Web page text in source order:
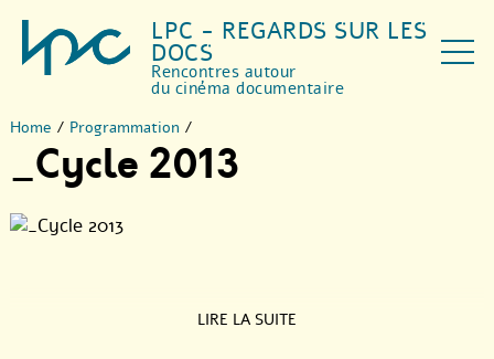
LPC - REGARDS SUR LES
DOCS
Rencontres autour
du cinéma documentaire
Home / Programmation /
_Cycle 2013
LIRE LA SUITE